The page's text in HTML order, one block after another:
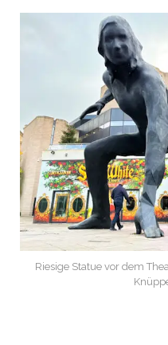
Riesige Statue vor dem